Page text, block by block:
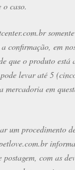
o caso.
confirmação, em
que o produto está
pode levar até 5
mercadoria em
um procedimento
com as